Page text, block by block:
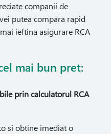
companii de
putea compara rapid
ieftina asigurare RCA
mai bun pret:
prin calculatorul RCA
si obtine imediat o